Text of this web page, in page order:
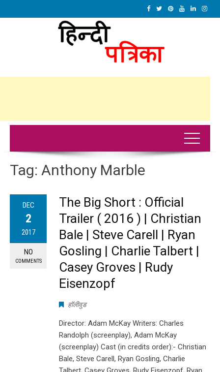
Tag: Anthony Marble
DEC
2
2017
NO
COMMENTS
The Big Short : Official
Trailer ( 2016 ) | Christian
Bale | Steve Carell | Ryan
Gosling | Charlie Talbert |
Casey Groves | Rudy
Eisenzopf
हॉलीवुड
Director: Adam McKay Writers: Charles
Randolph (screenplay), Adam McKay
(screenplay) Cast (in credits order):- Christian
Bale, Steve Carell, Ryan Gosling, Charlie